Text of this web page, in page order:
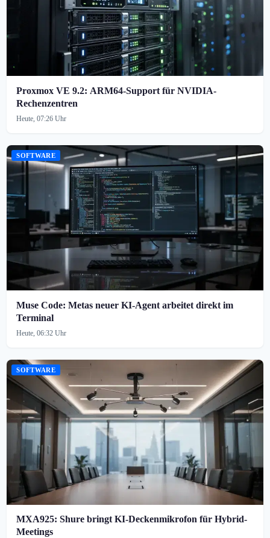
Proxmox VE 9.2: ARM64-Support für NVIDIA-
Rechenzentren
Heute, 07:26 Uhr
SOFTWARE
Muse Code: Metas neuer KI-Agent arbeitet direkt im
Terminal
Heute, 06:32 Uhr
SOFTWARE
MXA925: Shure bringt KI-Deckenmikrofon für Hybrid-
Meetings